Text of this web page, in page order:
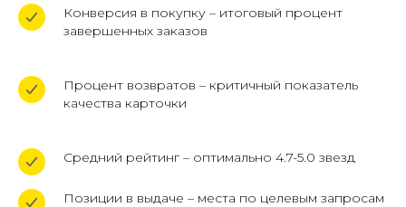
Конверсия в покупку – итоговый процент
завершенных заказов
Процент возвратов – критичный показатель
качества карточки
Средний рейтинг – оптимально 4.7-5.0 звезд
Позиции в выдаче – места по целевым запросам